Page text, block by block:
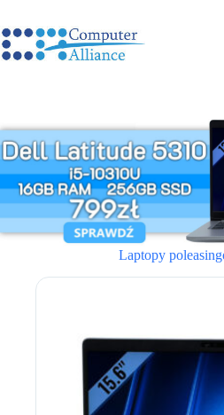
treści
Laptopy